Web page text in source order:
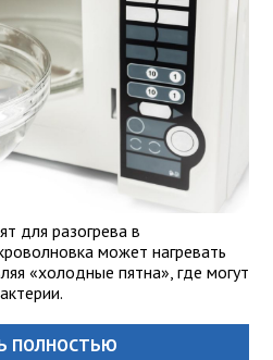
для разогрева в
может нагревать
«холодные пятна», где могут
ПОЛНОСТЬЮ